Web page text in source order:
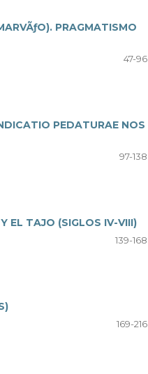
PRAGMATISMO
47-96
PEDATURAE NOS
97-138
EL TAJO (SIGLOS IV-VIII)
139-168
169-216